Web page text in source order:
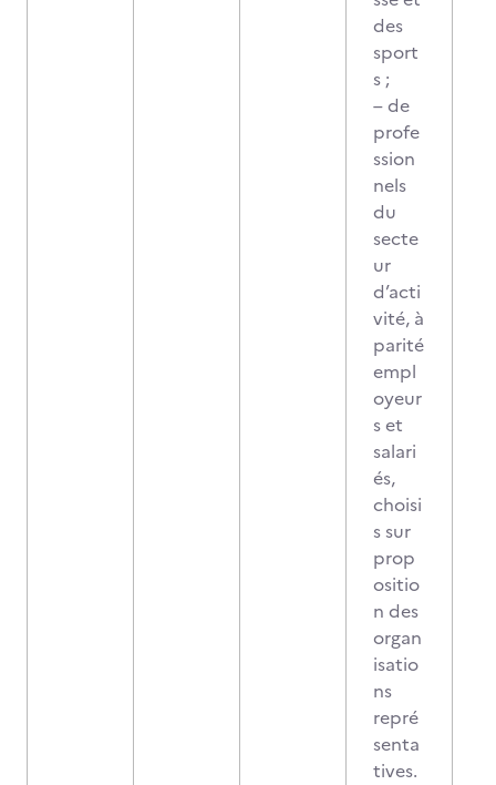
des
sport
s ;
– de
profe
ssion
nels
du
secte
ur
d’acti
vité, à
parité
empl
oyeur
s et
salari
és,
choisi
s sur
prop
ositio
n des
organ
isatio
ns
repré
senta
tives.